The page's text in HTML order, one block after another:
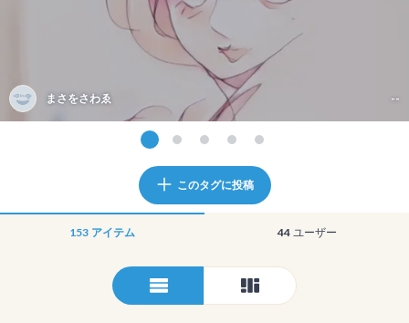
まさをさわゑ --
このタグに投稿
153 アイテム 44 ユーザー